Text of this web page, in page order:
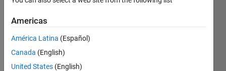
林
Last
months
ago
Americas
América Latina (Español)
Canada (English)
United States (English)